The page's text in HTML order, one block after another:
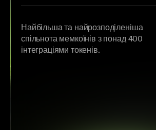
Найбільша та найрозподіленіша
спільнота мемкоїнів з понад 400
інтеграціями токенів.